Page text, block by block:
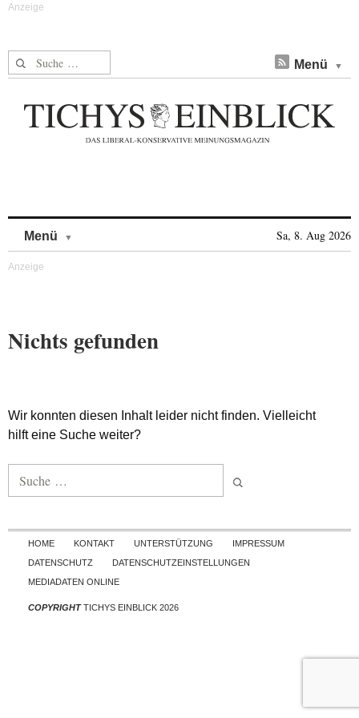
Suche nach: Menü
Menü Sa, 8. Aug 2026
Nichts gefunden
Wir konnten diesen Inhalt leider nicht finden. Vielleicht
hilft eine Suche weiter?
Suche nach:
Skip to content
HOME KONTAKT UNTERSTÜTZUNG
IMPRESSUM
DATENSCHUTZ
DATENSCHUTZEINSTELLUNGEN
MEDIADATEN ONLINE
COPYRIGHTTICHYS EINBLICK 2026